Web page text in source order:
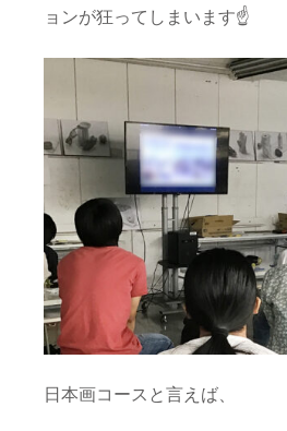
ョンが狂ってしまいます☝️
日本画コースと言えば、